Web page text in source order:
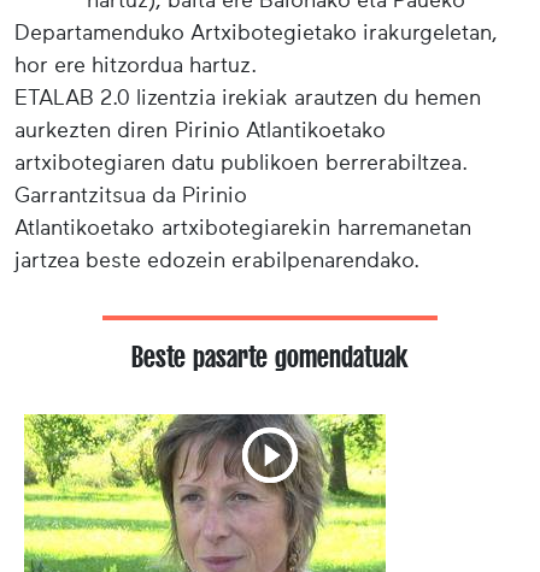
Departamenduko Artxibotegietako irakurgeletan,
hor ere hitzordua hartuz.
ETALAB 2.0 lizentzia irekiak arautzen du hemen
aurkezten diren Pirinio Atlantikoetako
artxibotegiaren datu publikoen berrerabiltzea.
Garrantzitsua da Pirinio
Atlantikoetako artxibotegiarekin harremanetan
jartzea beste edozein erabilpenarendako.
Beste pasarte gomendatuak